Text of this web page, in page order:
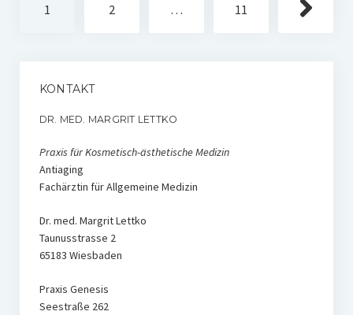
1 2 … 11
KONTAKT
DR. MED. MARGRIT LETTKO
Praxis für Kosmetisch-ästhetische Medizin
Antiaging
Fachärztin für Allgemeine Medizin
Dr. med. Margrit Lettko
Taunusstrasse 2
65183 Wiesbaden
Praxis Genesis
Seestraße 262